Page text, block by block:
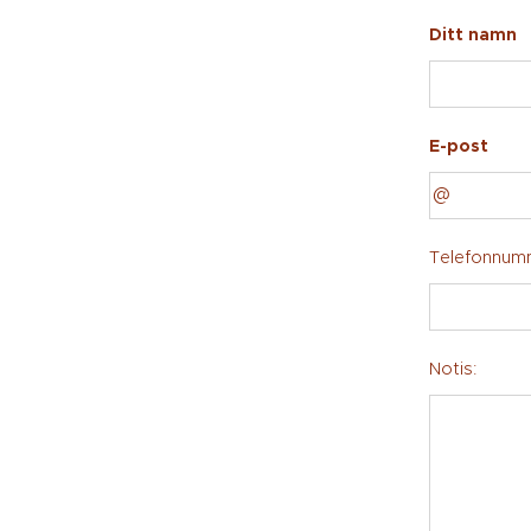
Ditt namn
E-post
Notis: